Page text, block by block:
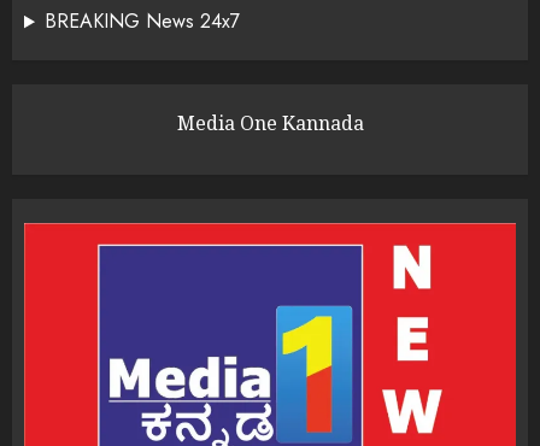
BREAKING News 24x7
Media One Kannada